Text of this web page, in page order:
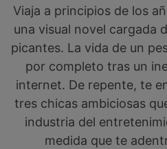
Viaja a principios de los
una visual novel cargada
picantes. La vida de un
por completo tras un
internet. De repente, te
tres chicas ambiciosas
industria del
medida que te